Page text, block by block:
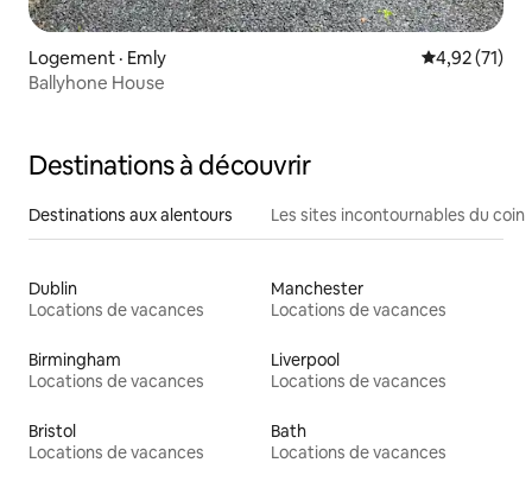
Logement · Emly Note
4,92 (71)
Ballyhone House
Destinations à découvrir
Destinations aux alentours Les sites incontournables du coin
Dublin
Locations de vacances
Manchester
Locations de vacances
Birmingham
Locations de vacances
Liverpool
Locations de vacances
Bristol
Locations de vacances
Bath
Locations de vacances